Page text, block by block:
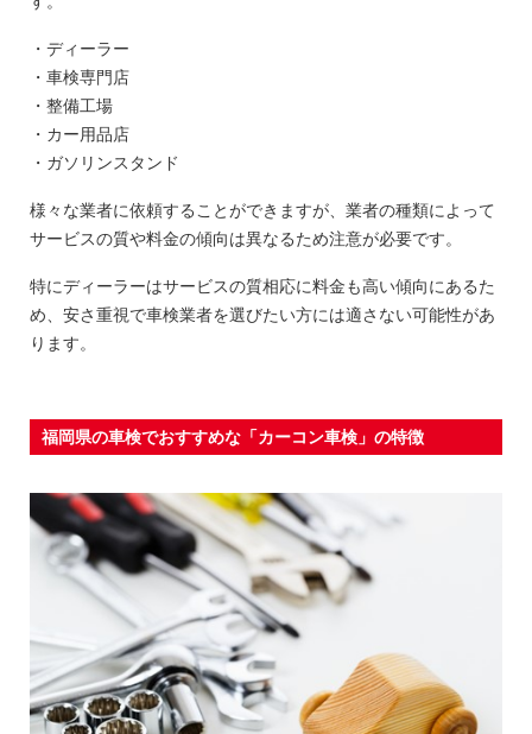
・ディーラー
・車検専門店
・整備工場
・カー用品店
・ガソリンスタンド
様々な業者に依頼することができますが、業者の種類によって
サービスの質や料金の傾向は異なるため注意が必要です。
特にディーラーはサービスの質相応に料金も高い傾向にあるた
め、安さ重視で車検業者を選びたい方には適さない可能性があ
ります。
福岡県の車検でおすすめな「カーコン車検」の特徴